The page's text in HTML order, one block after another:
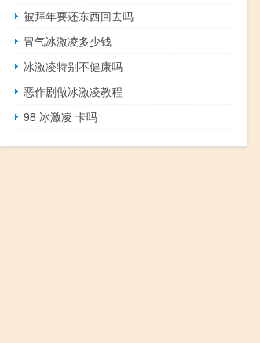
被拜年要还东西回去吗
冒气冰激凌多少钱
冰激凌特别不健康吗
恶作剧做冰激凌教程
98 冰激凌 卡吗